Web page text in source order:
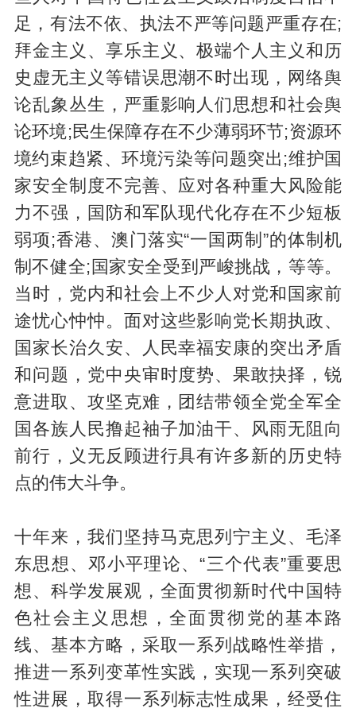
足，有法不依、执法不严等问题严重存在;
拜金主义、享乐主义、极端个人主义和历
史虚无主义等错误思潮不时出现，网络舆
论乱象丛生，严重影响人们思想和社会舆
论环境;民生保障存在不少薄弱环节;资源环
境约束趋紧、环境污染等问题突出;维护国
家安全制度不完善、应对各种重大风险能
力不强，国防和军队现代化存在不少短板
弱项;香港、澳门落实“一国两制”的体制机
制不健全;国家安全受到严峻挑战，等等。
当时，党内和社会上不少人对党和国家前
途忧心忡忡。面对这些影响党长期执政、
国家长治久安、人民幸福安康的突出矛盾
和问题，党中央审时度势、果敢抉择，锐
意进取、攻坚克难，团结带领全党全军全
国各族人民撸起袖子加油干、风雨无阻向
前行，义无反顾进行具有许多新的历史特
点的伟大斗争。
十年来，我们坚持马克思列宁主义、毛泽
东思想、邓小平理论、“三个代表”重要思
想、科学发展观，全面贯彻新时代中国特
色社会主义思想，全面贯彻党的基本路
线、基本方略，采取一系列战略性举措，
推进一系列变革性实践，实现一系列突破
性进展，取得一系列标志性成果，经受住